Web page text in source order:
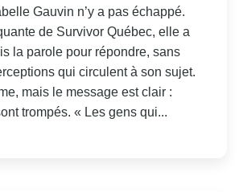
Gauvin n’y a pas échappé.
de Survivor Québec, elle a
la parole pour répondre, sans
qui circulent à son sujet.
mais le message est clair :
trompés. « Les gens qui...